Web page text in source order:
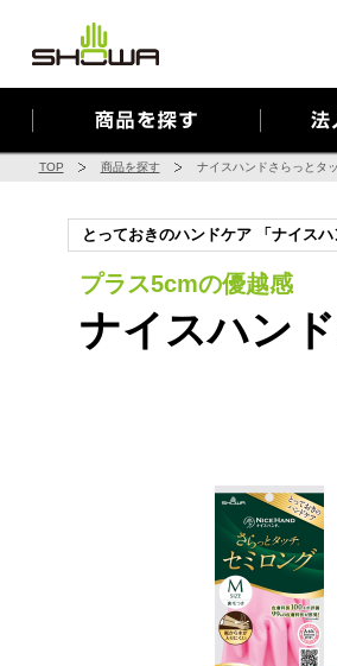
TOP 商品を探す ナイスハンドさらっとタ
とっておきのハンドケア 「ナイス
プラス5cmの優越感
ナイスハン